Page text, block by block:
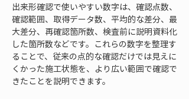
出来形確認で使いやすい数字は、確認点数、
確認範囲、取得データ数、平均的な差分、最
大差分、再確認箇所数、検査前に説明資料化
した箇所数などです。これらの数字を整理す
ることで、従来の点的な確認だけでは見えに
くかった施工状態を、より広い範囲で確認で
きたことを説明できます。